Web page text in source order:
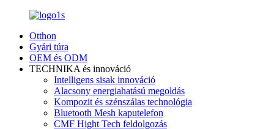
Otthon
Gyári túra
OEM és ODM
TECHNIKA és innováció
Intelligens sisak innováció
Alacsony energiahatású megoldás
Kompozit és szénszálas technológia
Bluetooth Mesh kaputelefon
CMF Hight Tech feldolgozás